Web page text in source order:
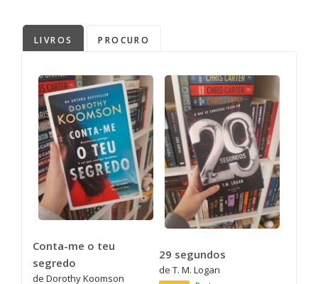
LIVROS PROCURO
Conta-me o teu
segredo
de Dorothy Koomson
29 segundos
de T. M. Logan